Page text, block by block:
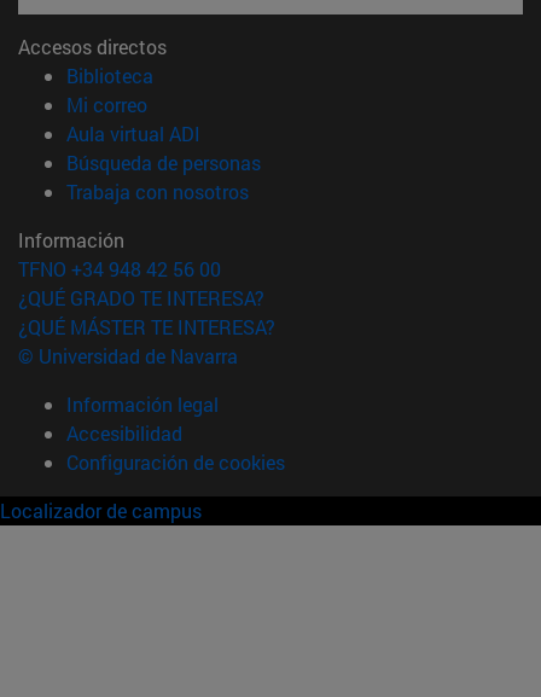
Accesos directos
Biblioteca
Mi correo(abre en nueva ventana)
Aula virtual ADI
Búsqueda de personas(abre en nueva ventana)
Trabaja con nosotros(abre en nueva ventana)
Información
TFNO +34 948 42 56 00
¿QUÉ GRADO TE INTERESA?
¿QUÉ MÁSTER TE INTERESA?
© Universidad de Navarra
Información legal
Accesibilidad
Configuración de cookies
Localizador de campus